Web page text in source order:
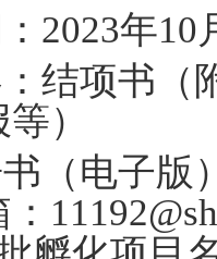
2023年10
结项书（
）
（电子版